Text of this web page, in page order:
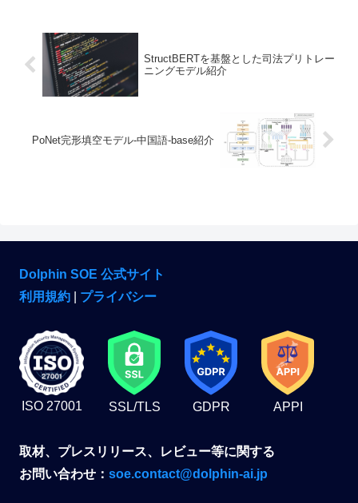
StructBERTを基盤とした司法プリトレー
ニングモデル紹介
PoNet完形填空モデル-中国語-base紹介
Dolphin SOE 公式サイト
利用規約
プライバシー
ISO 27001 SSL/TLS GDPR APPI
取材、プレスリリース、レビュー等に関する
お問い合わせ： soe.contact@dolphin-ai.jp